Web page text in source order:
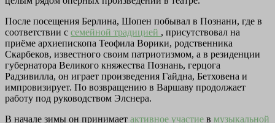
После посещения Берлина, Шопен побывал в Познани, где в
соответствии с семейной традицией , присутствовал на
приёме архиепископа Теофила Ворики, родственника
Скарбеков, известного своим патриотизмом, а в резиденции
губернатора Великого княжества Познань, герцога
Радзивилла, он играет произведения Гайдна, Бетховена и
импровизирует. По возвращению в Варшаву продолжает
работу под руководством Элснера.
В начале зимы он принимает активное участие в музыкальной